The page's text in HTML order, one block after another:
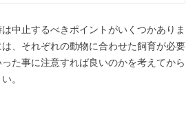
中止するべきポイントがいくつかありま
、それぞれの動物に合わせた飼育が必要
た事に注意すれば良いのかを考えてから
。